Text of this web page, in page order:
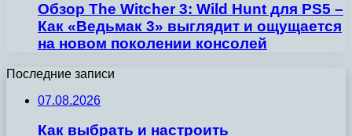
Обзор The Witcher 3: Wild Hunt для PS5 –
Как «Ведьмак 3» выглядит и ощущается
на новом поколении консолей
Последние записи
07.08.2026
Как выбрать и настроить